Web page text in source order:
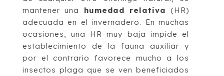
mantener una humedad relativa (HR)
adecuada en el invernadero. En muchas
ocasiones, una HR muy baja impide el
establecimiento de la fauna auxiliar y
por el contrario favorece mucho a los
insectos plaga que se ven beneficiados